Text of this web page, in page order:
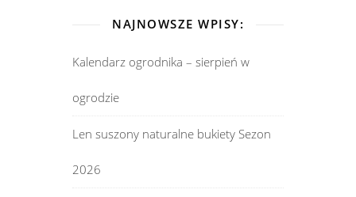
NAJNOWSZE WPISY:
Kalendarz ogrodnika – sierpień w
ogrodzie
Len suszony naturalne bukiety Sezon
2026